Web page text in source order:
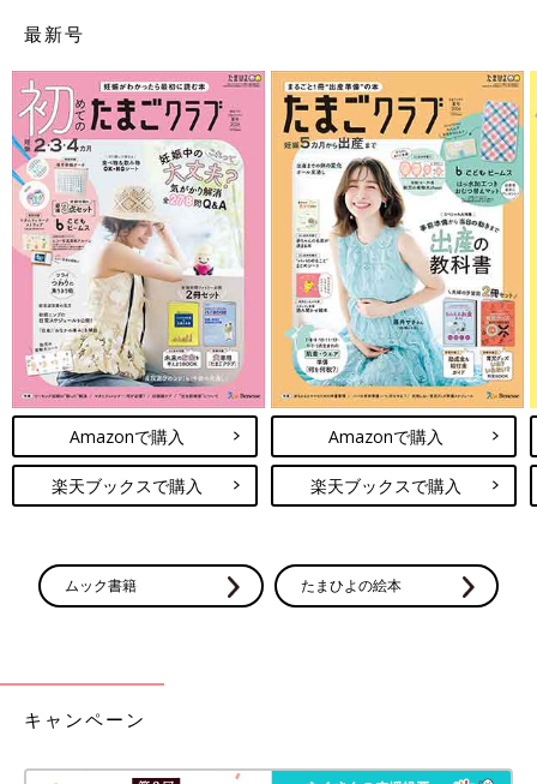
最新号
Amazonで購入
楽天ブックスで購入
Amazonで購入
楽天ブックスで購入
ムック書籍 たまひよの絵本
キャンペーン